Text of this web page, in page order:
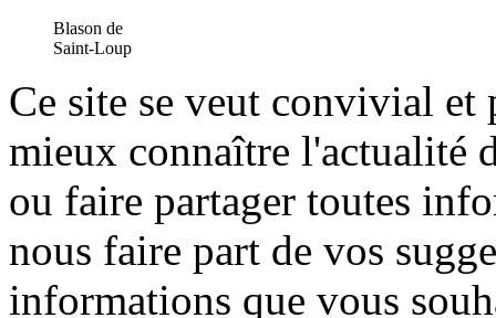
Blason de
Saint-Loup
Ce site se veut convivial et
mieux connaître l'actualité
ou faire partager toutes
nous faire part de vos
informations que vous